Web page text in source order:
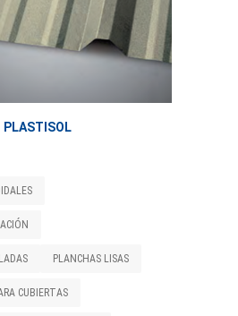
PLASTISOL
PLANCHAS LISAS
CUBIERTAS